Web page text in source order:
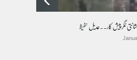
نگرپیش کار۔۔عدیل حفیظ